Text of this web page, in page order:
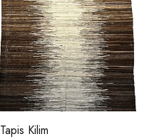
Tapis Kilim